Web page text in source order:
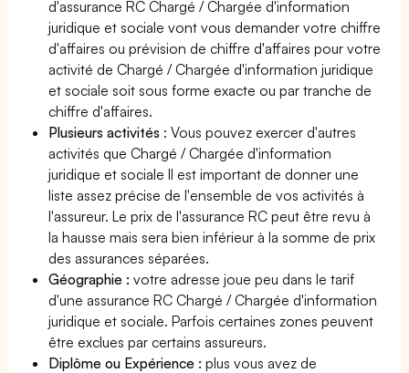
d'assurance RC Chargé / Chargée d'information
juridique et sociale vont vous demander votre chiffre
d'affaires ou prévision de chiffre d'affaires pour votre
activité de Chargé / Chargée d'information juridique
et sociale soit sous forme exacte ou par tranche de
chiffre d'affaires.
Plusieurs activités : Vous pouvez exercer d'autres
activités que Chargé / Chargée d'information
juridique et sociale Il est important de donner une
liste assez précise de l'ensemble de vos activités à
l'assureur. Le prix de l'assurance RC peut être revu à
la hausse mais sera bien inférieur à la somme de prix
des assurances séparées.
Géographie :votre adresse joue peu dans le tarif
d'une assurance RC Chargé / Chargée d'information
juridique et sociale. Parfois certaines zones peuvent
être exclues par certains assureurs.
Diplôme ou Expérience :plus vous avez de